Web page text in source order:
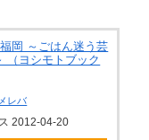
岡 ～ごはん迷う芸
（ヨシモトブック
レバ
2012-04-20